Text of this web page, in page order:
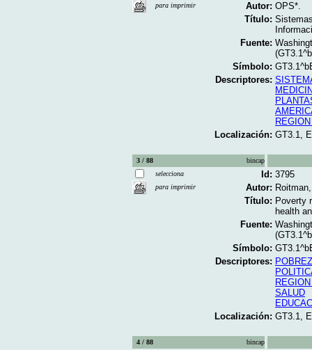
para imprimir
Autor: OPS*.
Título:
Fuente:
Símbolo:
Descriptores:
Localización: GT3.1,
3 / 88
bincap
selecciona
para imprimir
Id: 3795
Autor:
Título: Poverty
health
Fuente:
Símbolo:
Descriptores:
SALUD
Localización: GT3.1,
4 / 88
bincap